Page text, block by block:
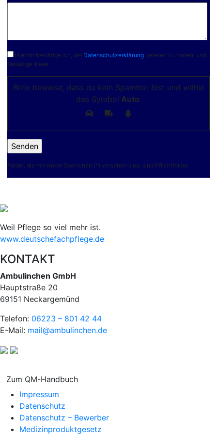
Hiermit bestätige ich, die Datenschutzerklärung gelesen zu haben, und
bestätige diese.
Bitte beweise, dass du kein Spambot bist und wähle
das Symbol Auto.
Felder, die mit einem Sternchen (*) versehen sind, sind Pflichtfelder.
Weil Pflege so viel mehr ist.
www.deutschefachpflege.de
KONTAKT
Ambulinchen GmbH
Hauptstraße 20
69151 Neckargemünd
Telefon: 06223 – 801 42 44
E-Mail: mail@ambulinchen.de
Zum QM-Handbuch
Impressum
Datenschutz
Datenschutz – Bewerber
Medizinproduktgesetz